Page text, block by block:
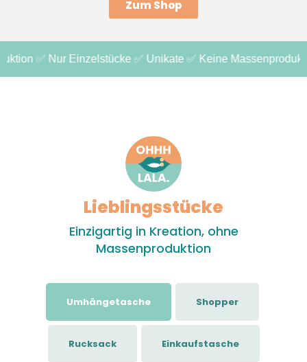
Zum Shop
✅ Nur Einzelstücke ✅ Unikate ✅ Keine
Lieblingsstücke
Einzigartig in Kreation, ohne
Massenproduktion
Umhängetasche Shopper
Rucksack Einkaufstasche